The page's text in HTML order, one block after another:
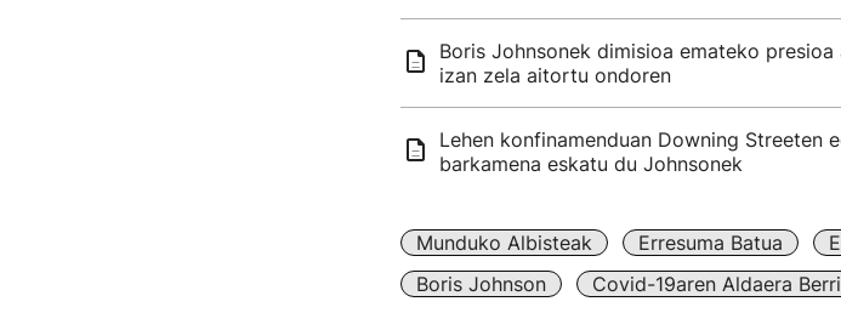
Boris Johnsonek dimisioa emateko
izan zela aitortu ondoren
Lehen konfinamenduan Downing Streeten
barkamena eskatu du Johnsonek
Munduko Albisteak Erresuma Batua
Boris Johnson
Covid-19aren Aldaera